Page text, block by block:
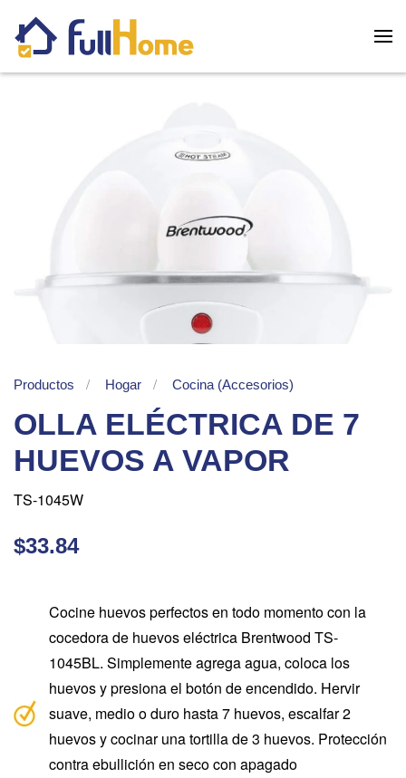
Skip to main content
Productos Hogar Cocina (Accesorios)
OLLA ELÉCTRICA DE 7
HUEVOS A VAPOR
TS-1045W
$33.84
Cocine huevos perfectos en todo momento con la
cocedora de huevos eléctrica Brentwood TS-
1045BL. Simplemente agrega agua, coloca los
huevos y presiona el botón de encendido. Hervir
suave, medio o duro hasta 7 huevos, escalfar 2
huevos y cocinar una tortilla de 3 huevos. Protección
contra ebullición en seco con apagado